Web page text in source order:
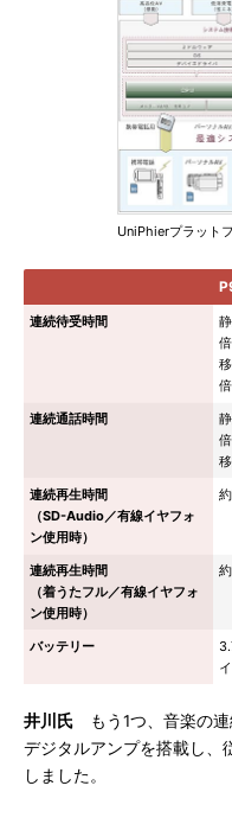
UniPhierプラット
連続待受時間
倍
倍
連続通話時間
倍
連続再生時間
（SD-Audio／有線イヤフォ
ン使用時）
連続再生時間
（着うたフル／有線イヤフォ
ン使用時）
バッテリー
井川氏 もう1つ、音楽の連
デジタルアンプを搭載し、
しました。